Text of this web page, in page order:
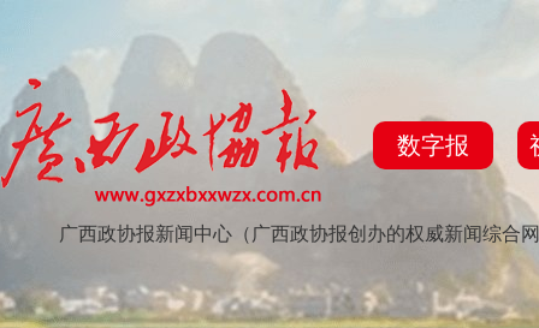
数字报
广西政协报新闻中心（广西政协报创办的权威新闻综合